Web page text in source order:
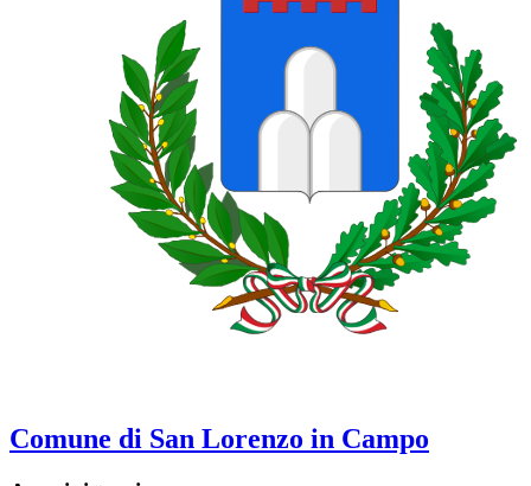
Comune di San Lorenzo in Campo